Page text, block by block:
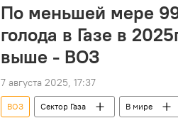
По меньшей мере
голода в Газе в
выше - ВОЗ
7 августа 2025, 17:37
ВОЗ Сектор Газа В мире